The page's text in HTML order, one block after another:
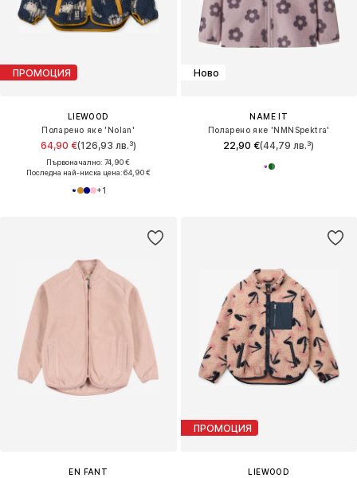
ПРОМОЦИЯ
LIEWOOD
Поларено яке 'Nolan'
64,90 €(126,93 лв.³)
Първоначално: 74,90 €
Последна най-ниска цена:64,90 €
+1
Ново
NAME IT
Поларено яке 'NMNSpektra'
22,90 €(44,79 лв.³)
EN FANT
ПРОМОЦИЯ
LIEWOOD